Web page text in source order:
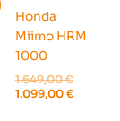
Honda
Miimo HRM
1000
1.649,00€
Preis
1.099,00€